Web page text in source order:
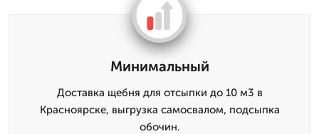
Минимальный
Доставка щебня для отсыпки до 10 м3 в
Красноярске, выгрузка самосвалом, подсыпка
обочин.